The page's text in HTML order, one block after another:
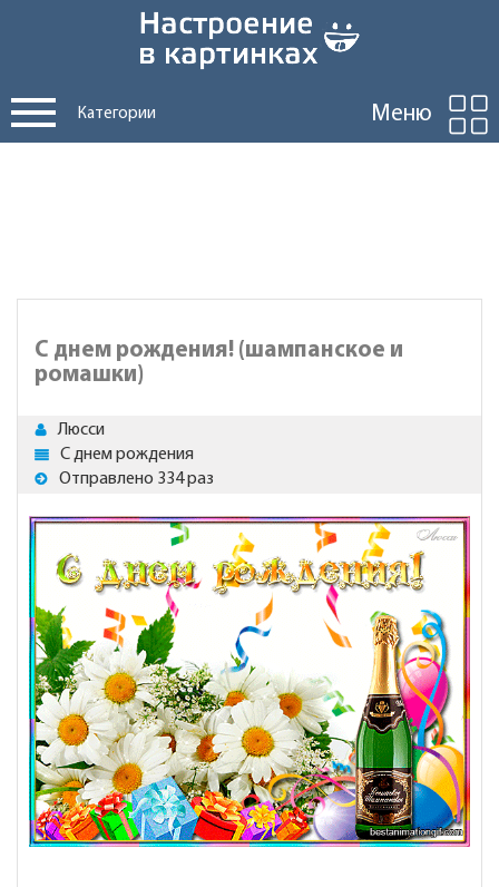
Категории Меню
С днем рождения! (шампанское и
ромашки)
Люсси
С днем рождения
Отправлено 334 раз